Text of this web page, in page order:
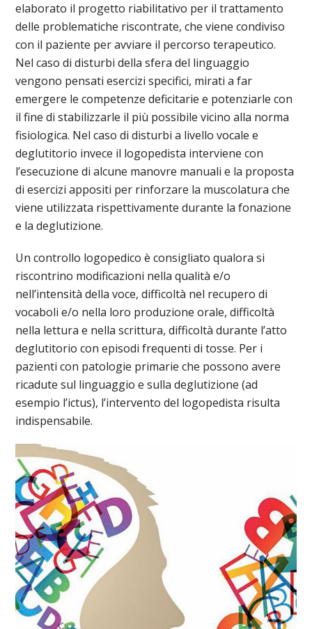
elaborato il progetto riabilitativo per il trattamento
delle problematiche riscontrate, che viene condiviso
con il paziente per avviare il percorso terapeutico.
Nel caso di disturbi della sfera del linguaggio
vengono pensati esercizi specifici, mirati a far
emergere le competenze deficitarie e potenziarle con
il fine di stabilizzarle il più possibile vicino alla norma
fisiologica. Nel caso di disturbi a livello vocale e
deglutitorio invece il logopedista interviene con
l’esecuzione di alcune manovre manuali e la proposta
di esercizi appositi per rinforzare la muscolatura che
viene utilizzata rispettivamente durante la fonazione
e la deglutizione.
Un controllo logopedico è consigliato qualora si
riscontrino modificazioni nella qualità e/o
nell’intensità della voce, difficoltà nel recupero di
vocaboli e/o nella loro produzione orale, difficoltà
nella lettura e nella scrittura, difficoltà durante l’atto
deglutitorio con episodi frequenti di tosse. Per i
pazienti con patologie primarie che possono avere
ricadute sul linguaggio e sulla deglutizione (ad
esempio l’ictus), l’intervento del logopedista risulta
indispensabile.